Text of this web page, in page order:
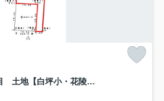
熊本市西区蓮台寺4丁目 土地【白坪小・花陵中】